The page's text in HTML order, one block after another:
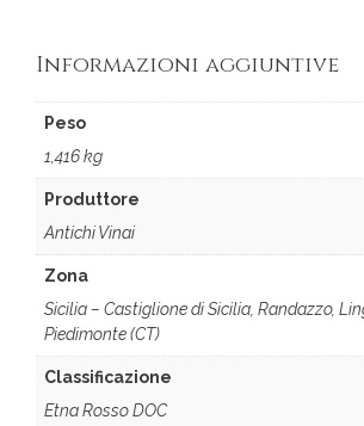
Informazioni aggiuntive
Peso
1,416 kg
Produttore
Antichi Vinai
Zona
Sicilia – Castiglione di Sicilia, Randazzo,
Piedimonte (CT)
Classificazione
Etna Rosso DOC